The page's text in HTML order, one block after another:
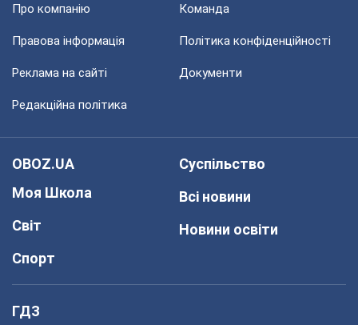
Про компанію Команда
Правова інформація Політика конфіденційності
Реклама на сайті Документи
Редакційна політика
OBOZ.UA
Моя Школа
Світ
Спорт
Суспільство
Всі новини
Новини освіти
ГДЗ